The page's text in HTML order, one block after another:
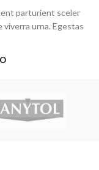
parturient sceler
urna. Egestas